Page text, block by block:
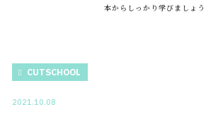
本からしっかり学びましょう
CUTSCHOOL
2021.10.08